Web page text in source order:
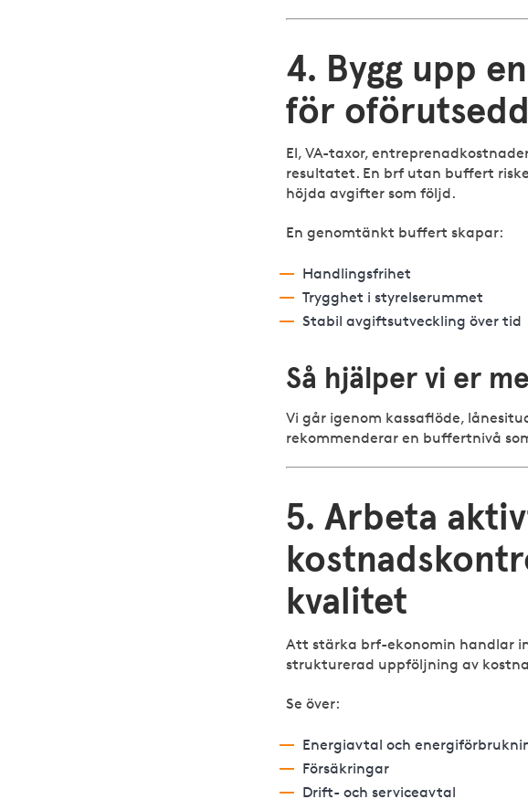
4. Bygg upp
för
El, VA-taxor,
resultatet. En brf utan buffert
höjda avgifter som följd.
En genomtänkt buffert skapar:
Handlingsfrihet
Trygghet i styrelserummet
Stabil avgiftsutveckling över tid
Så hjälper vi er
Vi går igenom kassaflöde,
rekommenderar en buffertnivå
5. Arbeta
kvalitet
Att stärka brf-ekonomin handlar
strukturerad uppföljning av
Se över:
Energiavtal och
Försäkringar
Drift- och serviceavtal